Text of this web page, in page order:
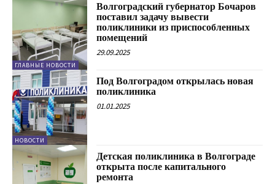
ГЛАВНЫЕ НОВОСТИ
Волгоградский губернатор Бочаров
поставил задачу вывести
поликлиники из приспособленных
помещений
29.09.2025
НОВОСТИ
Под Волгоградом открылась новая
поликлиника
01.01.2025
Детская поликлиника в Волгограде
открыта после капитального
ремонта